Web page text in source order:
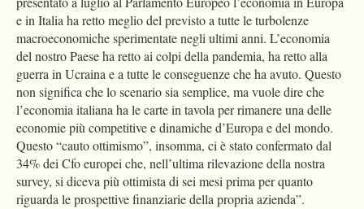
e in Italia ha retto meglio del previsto a tutte le turbolenze
macroeconomiche sperimentate negli ultimi anni. L’economia
del nostro Paese ha retto ai colpi della pandemia, ha retto alla
guerra in Ucraina e a tutte le conseguenze che ha avuto. Questo
non significa che lo scenario sia semplice, ma vuole dire che
l’economia italiana ha le carte in tavola per rimanere una delle
economie più competitive e dinamiche d’Europa e del mondo.
Questo “cauto ottimismo”, insomma, ci è stato confermato dal
34% dei Cfo europei che, nell’ultima rilevazione della nostra
survey, si diceva più ottimista di sei mesi prima per quanto
riguarda le prospettive finanziarie della propria azienda”.